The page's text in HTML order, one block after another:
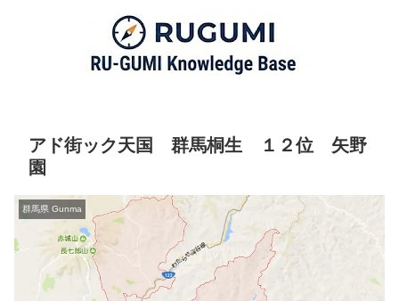
アド街ック天国 群馬桐生 １２位 矢野
園
群馬県 Gunma